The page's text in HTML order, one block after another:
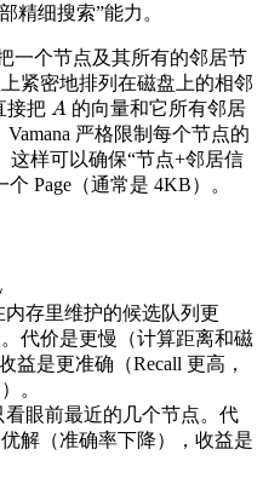
精细搜索”能力。
一个节点及其所有的邻居节
紧密地排列在磁盘上的相邻
接把 A
A 的向量和它所有邻居
严格限制每个节点的
这样可以确保“节点+邻居信
Page（通常是 4KB）。
存里维护的候选队列更
代价是更慢（计算距离和磁
益是更准确（Recall 更高，
。
眼前最近的几个节点。代
解（准确率下降），收益是